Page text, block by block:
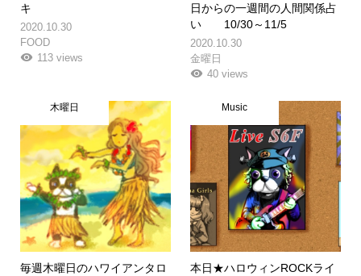
キ
2020.10.30
FOOD
113 views
日からの一週間の人間関係占
い 10/30～11/5
2020.10.30
金曜日
40 views
木曜日
毎週木曜日のハワイアンタロ
Music
本日★ハロウィンROCKライ